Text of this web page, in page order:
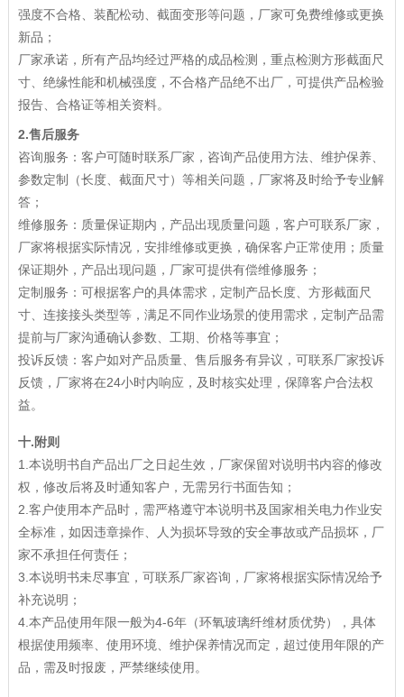
强度不合格、装配松动、截面变形等问题，厂家可免费维修或更换
新品；
厂家承诺，所有产品均经过严格的成品检测，重点检测方形截面尺
寸、绝缘性能和机械强度，不合格产品绝不出厂，可提供产品检验
报告、合格证等相关资料。
2.售后服务
咨询服务：客户可随时联系厂家，咨询产品使用方法、维护保养、
参数定制（长度、截面尺寸）等相关问题，厂家将及时给予专业解
答；
维修服务：质量保证期内，产品出现质量问题，客户可联系厂家，
厂家将根据实际情况，安排维修或更换，确保客户正常使用；质量
保证期外，产品出现问题，厂家可提供有偿维修服务；
定制服务：可根据客户的具体需求，定制产品长度、方形截面尺
寸、连接接头类型等，满足不同作业场景的使用需求，定制产品需
提前与厂家沟通确认参数、工期、价格等事宜；
投诉反馈：客户如对产品质量、售后服务有异议，可联系厂家投诉
反馈，厂家将在24小时内响应，及时核实处理，保障客户合法权
益。
十.附则
1.本说明书自产品出厂之日起生效，厂家保留对说明书内容的修改
权，修改后将及时通知客户，无需另行书面告知；
2.客户使用本产品时，需严格遵守本说明书及国家相关电力作业安
全标准，如因违章操作、人为损坏导致的安全事故或产品损坏，厂
家不承担任何责任；
3.本说明书未尽事宜，可联系厂家咨询，厂家将根据实际情况给予
补充说明；
4.本产品使用年限一般为4-6年（环氧玻璃纤维材质优势），具体
根据使用频率、使用环境、维护保养情况而定，超过使用年限的产
品，需及时报废，严禁继续使用。